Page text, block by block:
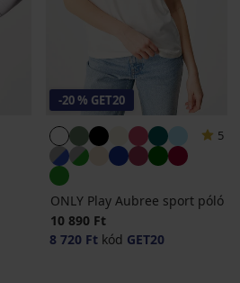
-20 % GET20
5
ONLY Play Aubree sport póló
10 890 Ft
8 720 Ft kód GET20